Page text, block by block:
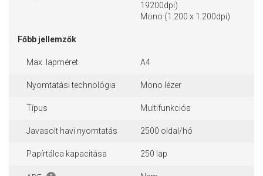
19200dpi)
Mono (1.200 x 1.200dpi)
Főbb jellemzők
Max. lapméret A4
Nyomtatási technológia Mono lézer
Típus Multifunkciós
Javasolt havi nyomtatás 2500 oldal/hó
Papírtálca kapacitása 250 lap